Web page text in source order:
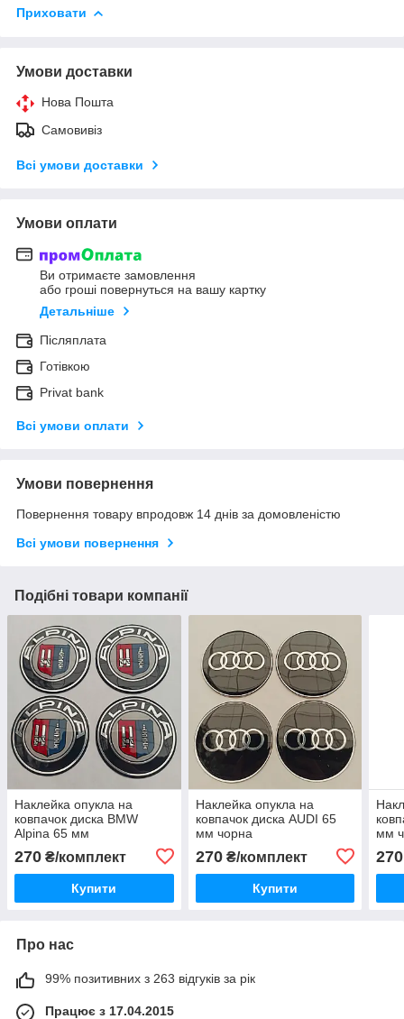
Приховати
Умови доставки
Нова Пошта
Самовивіз
Всі умови доставки
Умови оплати
Ви отримаєте замовлення
або гроші повернуться на вашу картку
Детальніше
Післяплата
Готівкою
Privat bank
Всі умови оплати
Умови повернення
Повернення товару впродовж 14 днів за домовленістю
Всі умови повернення
Подібні товари компанії
Наклейка опукла на
ковпачок диска BMW
Alpina 65 мм
270 ₴/комплект
Купити
Наклейка опукла на
ковпачок диска AUDI 65
мм чорна
270₴/комплект
Купити
мм
270
Про нас
99% позитивних з 263 відгуків за рік
Працює з 17.04.2015